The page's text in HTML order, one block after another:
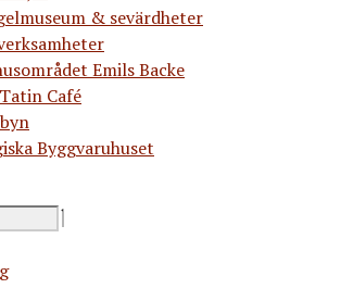
& sevärdheter
Emils Backe
Café
Byggvaruhuset